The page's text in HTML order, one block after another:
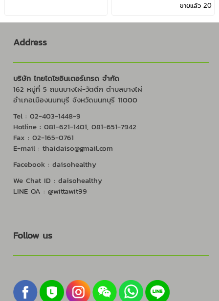
ขายแล้ว 20
Address
บริษัท ไทยไดโซอินเตอร์เทรด จำกัด
162 หมู่ที่ 5 ถนนบางไผ่-วัดตึก ตำบลบางไผ่
อำเภอเมืองนนทบุรี จังหวัดนนทบุรี 11000
Tel : 02-403-1448-9
Hotline : 081-621-1401, 081-651-7942
Fax : 02-165-0761
E-mail : thaidaiso@gmail.com
Facebook : daisohealthy
We Chat ID : daisohealthy
LINE OA : @wittawit99
Follow us